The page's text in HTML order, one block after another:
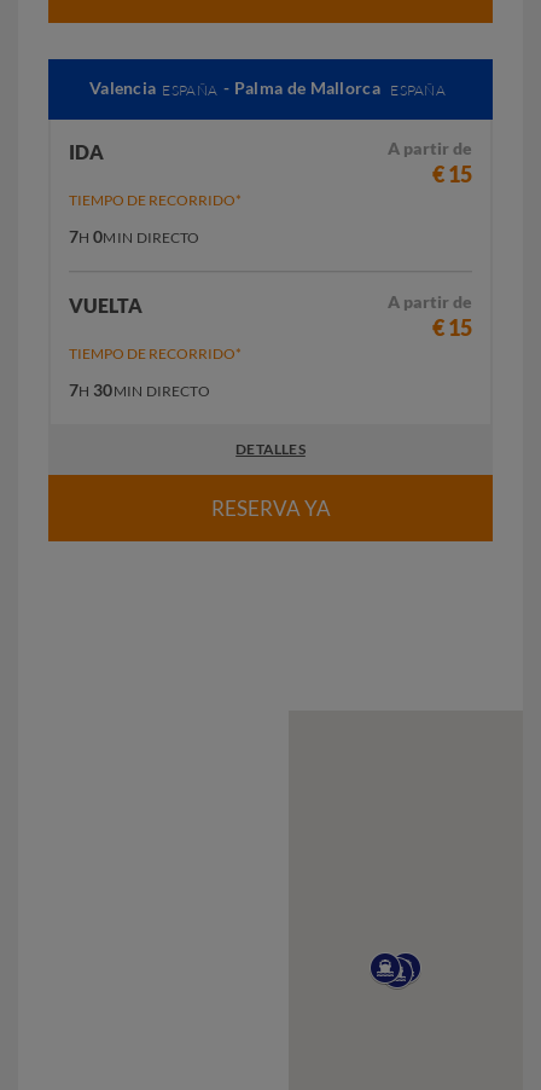
Valencia ESPAÑA - Palma de Mallorca ESPAÑA
IDA A partir de
€ 15
TIEMPO DE RECORRIDO*
7H 0MIN DIRECTO
VUELTA A partir de
€ 15
TIEMPO DE RECORRIDO*
7H 30MIN DIRECTO
DETALLES
RESERVA YA